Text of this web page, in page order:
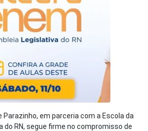
Parazinho, em parceria com a Escola da
do RN, segue firme no compromisso de